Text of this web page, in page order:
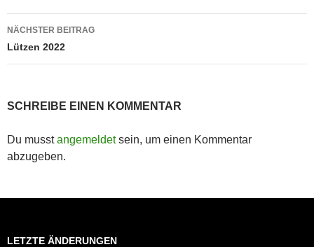
NÄCHSTER BEITRAG
Lützen 2022
SCHREIBE EINEN KOMMENTAR
Du musstangemeldetsein, um einen Kommentar
abzugeben.
LETZTE ÄNDERUNGEN